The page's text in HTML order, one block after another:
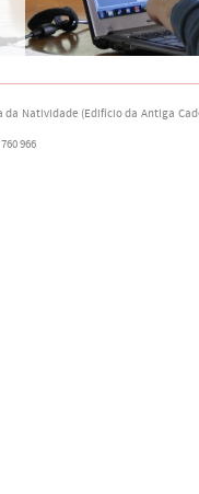
Natividade (Edifício da Antiga
966